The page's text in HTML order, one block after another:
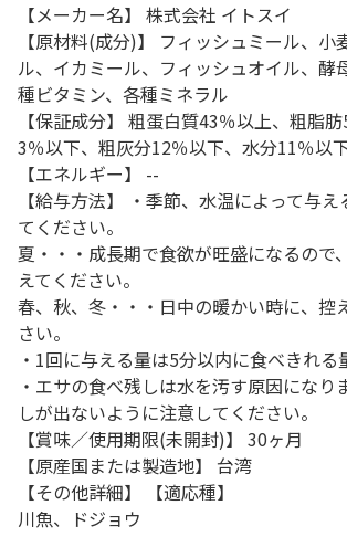
【メーカー名】 株式会社 イトスイ
【原材料(成分)】 フィッシュミール、小
ル、イカミール、フィッシュオイル、酵
種ビタミン、各種ミネラル
【保証成分】 粗蛋白質43％以上、粗脂
3％以下、粗灰分12％以下、水分11％以
【エネルギー】 --
【給与方法】 ・季節、水温によって与
てください。
夏・・・成長期で食欲が旺盛になるので
えてください。
春、秋、冬・・・日中の暖かい時に、控
さい。
・1回に与える量は5分以内に食べきれる
・エサの食べ残しは水を汚す原因になり
しが出ないように注意してください。
【賞味／使用期限(未開封)】 30ヶ月
【原産国または製造地】 台湾
【その他詳細】 【適応種】
川魚、ドジョウ